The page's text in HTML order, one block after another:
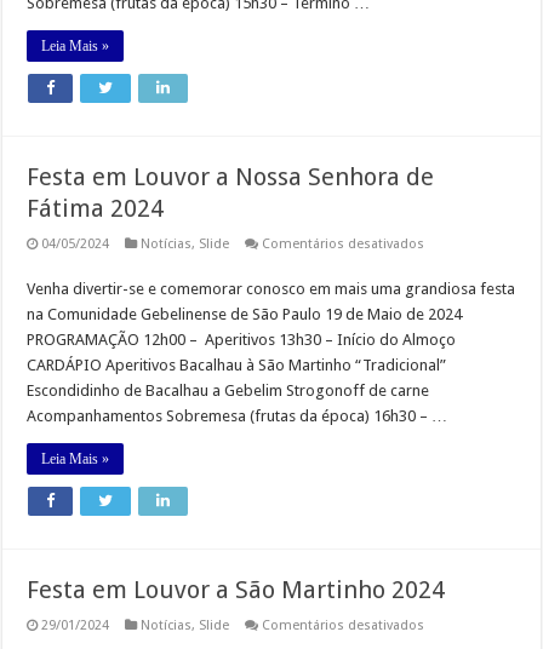
Leia Mais »
Festa em Louvor a Nossa Senhora de
Fátima 2024
04/05/2024 Notícias, Slide Comentários desativados
Louvor
a
Nossa
Senhora
Fátima
2024
Venha divertir-se e comemorar conosco em mais uma grandiosa festa
na Comunidade Gebelinense de São Paulo 19 de Maio de 2024
PROGRAMAÇÃO 12h00 – Aperitivos 13h30 – Início do Almoço
CARDÁPIO Aperitivos Bacalhau à São Martinho “Tradicional”
Escondidinho de Bacalhau a Gebelim Strogonoff de carne
Acompanhamentos Sobremesa (frutas da época) 16h30 – …
Leia Mais »
Festa em Louvor a São Martinho 2024
29/01/2024 Notícias, Slide Comentários desativados